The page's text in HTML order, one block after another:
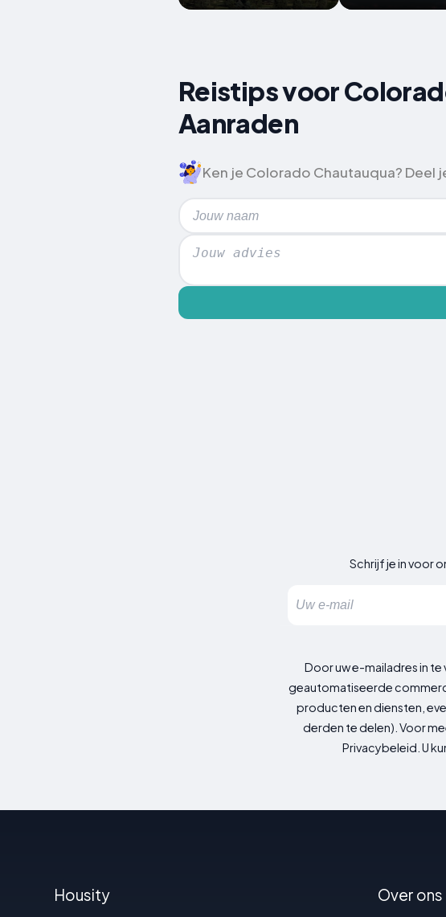
Reistips voor
Aanraden
Ken je Colorado Chautauqua? Deel
Schrijf je in voor
Door uw e-mailadres in
geautomatiseerde
producten en diensten,
derden te delen). Voor
Privacybeleid. U
Housity Over ons